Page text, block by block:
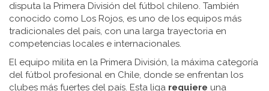
disputa la Primera División del fútbol chileno. También
conocido como Los Rojos, es uno de los equipos más
tradicionales del país, con una larga trayectoria en
competencias locales e internacionales.
El equipo milita en la Primera División, la máxima categoría
del fútbol profesional en Chile, donde se enfrentan los
clubes más fuertes del país. Esta liga requiere una